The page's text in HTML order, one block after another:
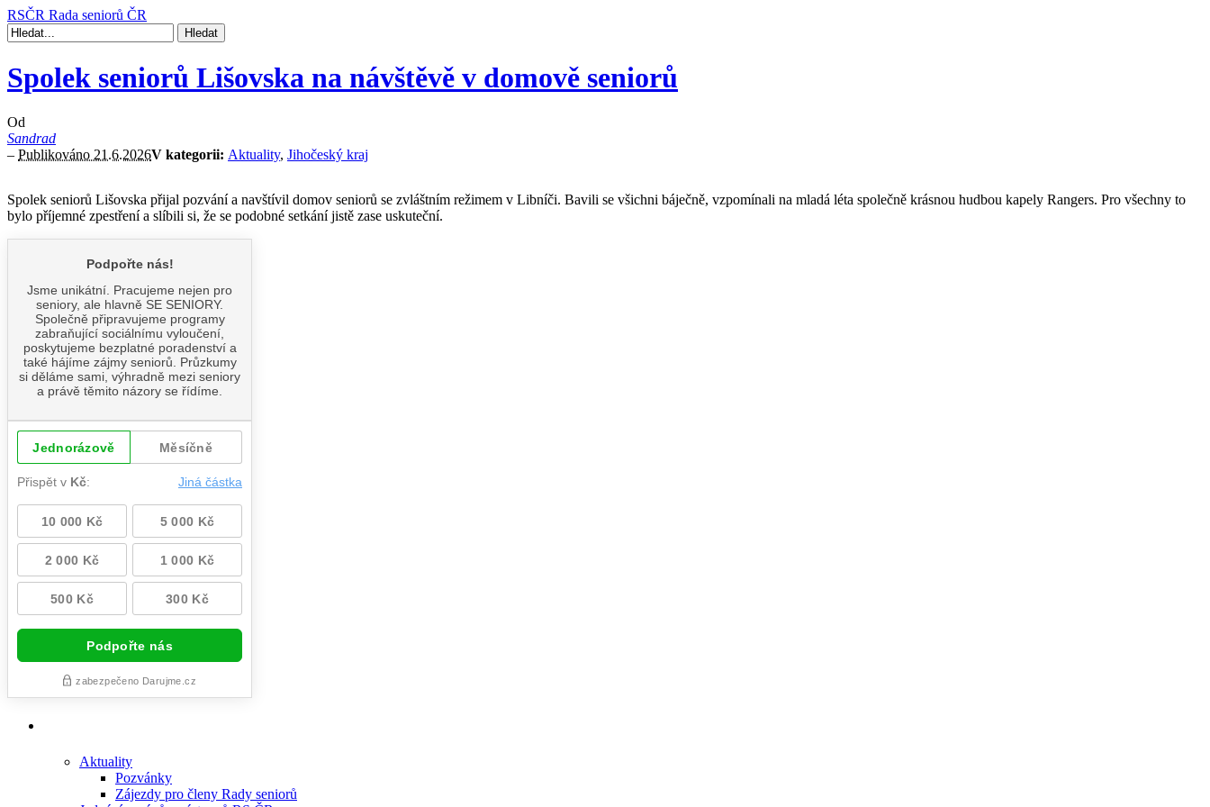
RSČR Rada seniorů ČR
Spolek seniorů Lišovska na návštěvě v domově seniorů
Od
Sandrad
– Publikováno 21.6.2026V kategorii: Aktuality, Jihočeský kraj
Spolek seniorů Lišovska přijal pozvání a navštívil domov seniorů se zvláštním režimem v Libníči. Bavili se všichni báječně, vzpomínali na mladá léta společně krásnou hudbou kapely Rangers. Pro všechny to
bylo příjemné zpestření a slíbili si, že se podobné setkání jistě zase uskuteční.
Aktuality
Pozvánky
Zájezdy pro členy Rady seniorů